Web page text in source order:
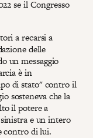
se il Congresso
a recarsi a
delle
un messaggio
è in
di stato" contro il
sosteneva che la
il potere a
e un intero
contro di lui.